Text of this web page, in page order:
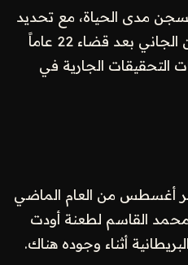
مدى الحياة، مع تحديد
إمكانية الإفراج المشروط عن الجاني بعد قضاء 22 عاماً
التحقيقات الجارية في
أغسطس من العام الماضي
محمد القاسم لطعنة أودت
أثناء وجوده هناك.